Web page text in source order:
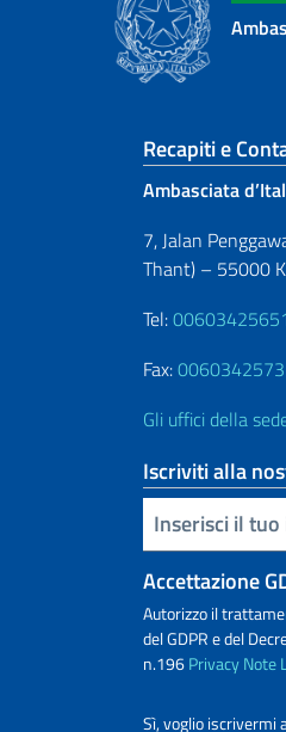
Recapiti e
Ambasciata
7, Jalan
Thant) – 55000
Tel:
Fax:
Gli uffici della
Iscriviti alla
Inserisci la tua email
Accettazione
Autorizzo il
del GDPR e del
n.196PrivacyNote
Sì, voglio iscrivermi